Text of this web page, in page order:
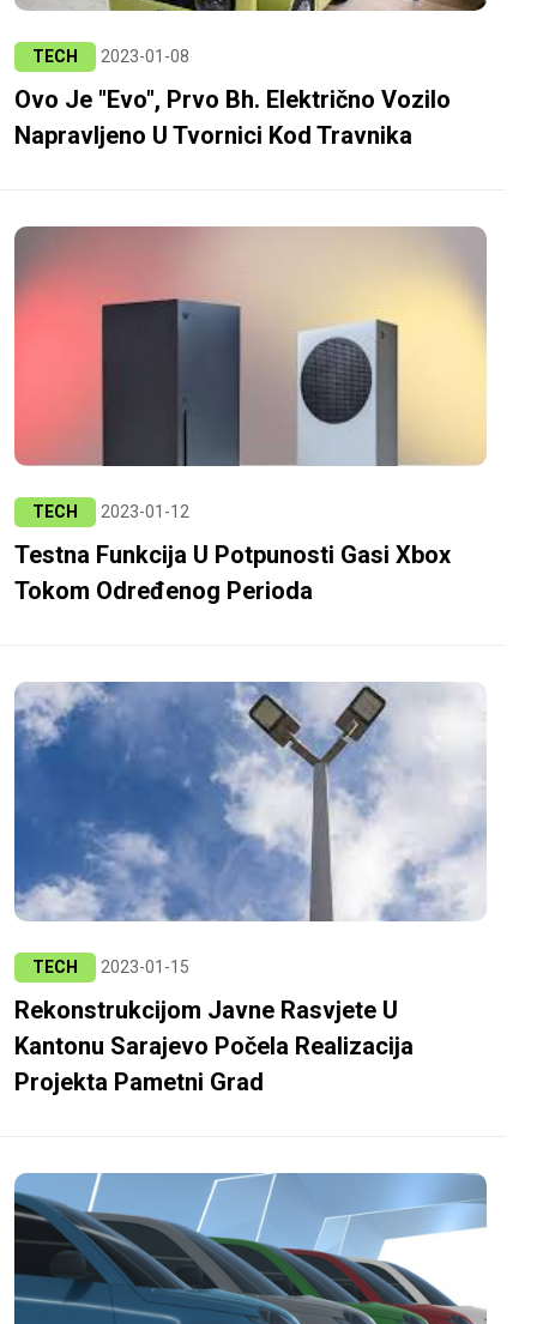
TECH 2023-01-08
Ovo Je "Evo", Prvo Bh. Električno Vozilo
Napravljeno U Tvornici Kod Travnika
TECH 2023-01-12
Testna Funkcija U Potpunosti Gasi Xbox
Tokom Određenog Perioda
TECH 2023-01-15
Rekonstrukcijom Javne Rasvjete U
Kantonu Sarajevo Počela Realizacija
Projekta Pametni Grad